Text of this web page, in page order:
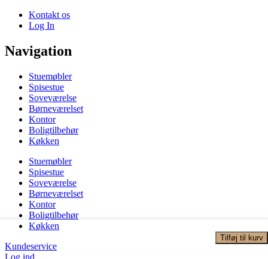
Tilføj til kurv
Kontakt os
Log In
Navigation
Stuemøbler
Spisestue
Soveværelse
Børneværelset
Kontor
Boligtilbehør
Køkken
Stuemøbler
Spisestue
Soveværelse
Børneværelset
Kontor
Boligtilbehør
Køkken
Kundeservice
Log ind